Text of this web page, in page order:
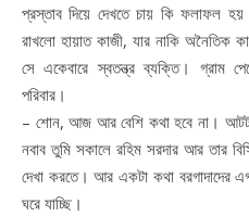
প্রস্তাব দিয়ে দেখতে চায় কি ফলাফল
রাখলো হায়াত কাজী, যার নাকি অনৈতিক
সে একেবারে স্বতন্ত্র ব্যক্তি। গ্রাম
পরিবার।
– শোন, আজ আর বেশি কথা হবে না।
নবাব তুমি সকালে রহিম সরদার আর তার
দেখা করতে। আর একটা কথা বরগাদাদের
ঘরে যাচ্ছি।